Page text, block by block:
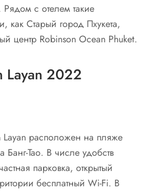
Рядом с отелем такие
как Старый город Пхукета,
центр Robinson Ocean Phuket.
Layan 2022
расположен на пляже
Тао. В числе удобств
парковка, открытый
бесплатный Wi-Fi. В